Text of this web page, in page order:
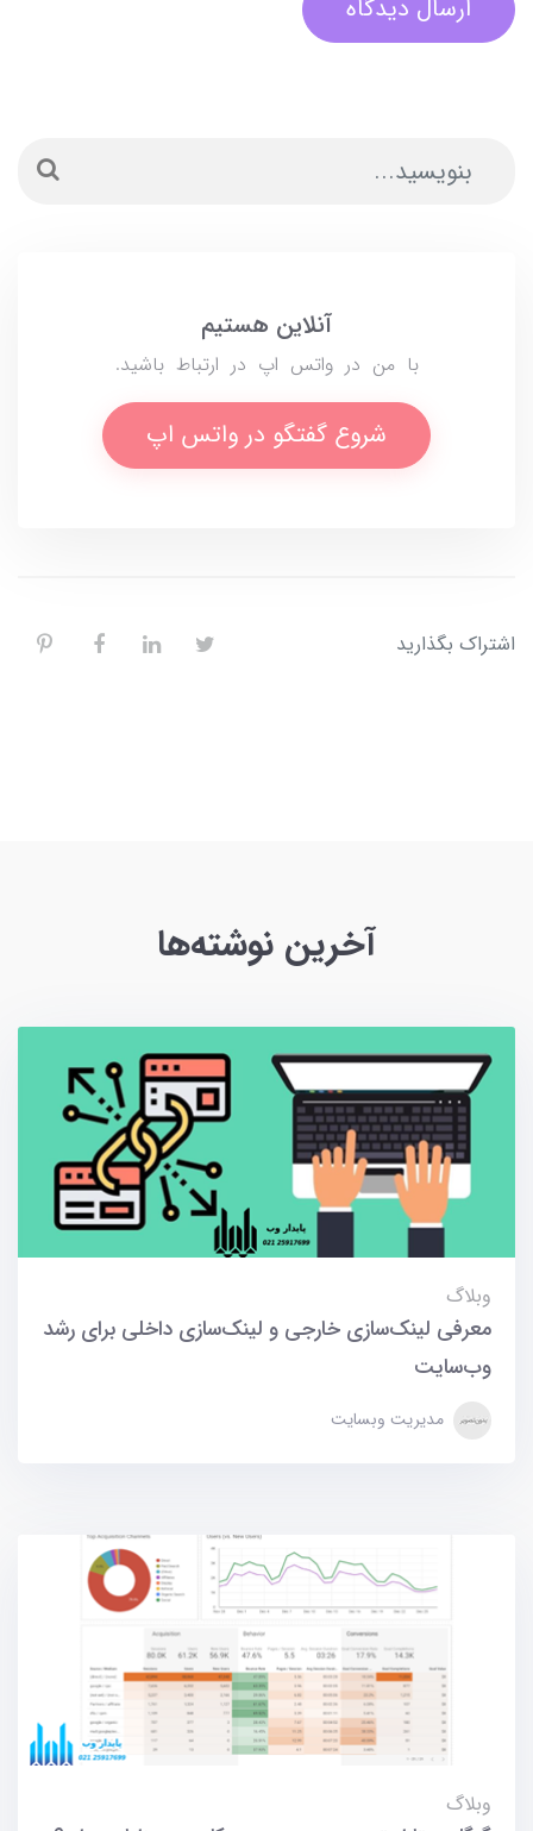
ارسال دیدگاه
آنلاین هستیم
با من در واتس اپ در ارتباط باشید.
شروع گفتگو در واتس اپ
اشتراک بگذارید
آخرین نوشته‌ها
وبلاگ
معرفی لینک‌سازی خارجی و لینک‌سازی داخلی برای رشد
وب‌سایت
مدیریت وبسایت
وبلاگ